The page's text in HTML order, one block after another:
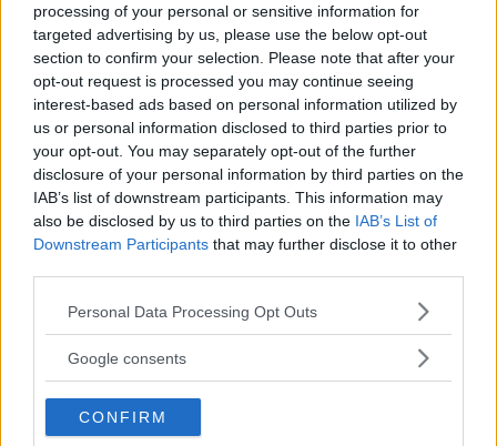
processing of your personal or sensitive information for
targeted advertising by us, please use the below opt-out
section to confirm your selection. Please note that after your
opt-out request is processed you may continue seeing
interest-based ads based on personal information utilized by
us or personal information disclosed to third parties prior to
your opt-out. You may separately opt-out of the further
disclosure of your personal information by third parties on the
IAB’s list of downstream participants. This information may
also be disclosed by us to third parties on the IAB’s List of
Downstream Participants that may further disclose it to other
Please note that this website/app uses one or more Google
not limited to your visit or usage behaviour. You may click to
use your data for below specified purposes in below Google
consent section.
Personal Data Processing Opt Outs
Google consents
CONFIRM
Sedan är det ju upp till var och en att avgöra om det
är värt de pengarna eller om man kan använda tiden
man sparar till något trevligare eller mer lönande.
#2 • Uppdaterat: 2013-03-27 11:18
KaptenOberkommando
Bara så att du vet Åke, men om du är prenumerant så
är det DU som är med och betalar de där 700
#3 • Uppdaterat: 2013-03-27 12:38
hultarn
Visst är det riktigt att ViB ska betala vad verkstäderna